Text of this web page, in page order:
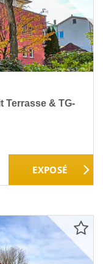
Terrasse & TG-